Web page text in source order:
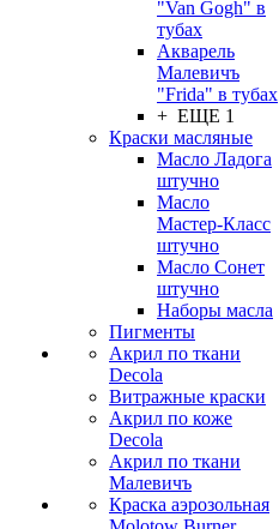
"Van Gogh" в
тубах
Акварель
Малевичъ
"Frida" в тубах
+ ЕЩЕ 1
Краски масляные
Масло Ладога
штучно
Масло
Мастер-Класс
штучно
Масло Сонет
штучно
Наборы масла
Пигменты
Акрил по ткани
Decola
Витражные краски
Акрил по коже
Decola
Акрил по ткани
Малевичъ
Краска аэрозольная